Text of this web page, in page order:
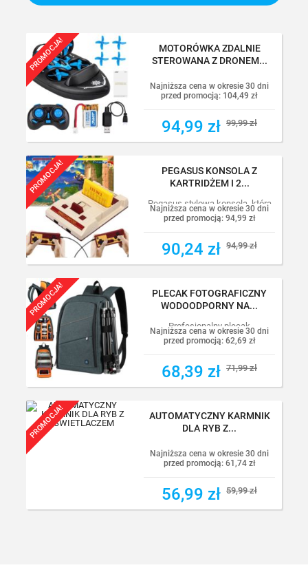
PROMOCJA!
MOTORÓWKA ZDALNIE
STEROWANA Z DRONEM...
94,99 zł 99,99 zł
Najniższa cena w okresie 30 dni
przed promocją: 104,49 zł
94,99 zł 99,99 zł
PROMOCJA!
PEGASUS KONSOLA Z
KARTRIDŻEM I 2...
Pegasus stylowa konsola, która
zapewni Ci powrót do...
90,24 zł 94,99 zł
Najniższa cena w okresie 30 dni
przed promocją: 94,99 zł
90,24 zł 94,99 zł
PROMOCJA!
PLECAK FOTOGRAFICZNY
WODOODPORNY NA...
Profesjonalny plecak
fotograficzny przystosowany do...
68,39 zł 71,99 zł
Najniższa cena w okresie 30 dni
przed promocją: 62,69 zł
68,39 zł 71,99 zł
PROMOCJA!
AUTOMATYCZNY KARMNIK
DLA RYB Z...
56,99 zł 59,99 zł
Najniższa cena w okresie 30 dni
przed promocją: 61,74 zł
56,99 zł 59,99 zł